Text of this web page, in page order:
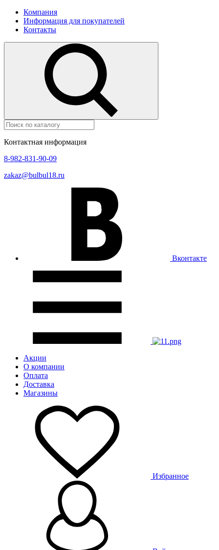
Компания
Информация для покупателей
Контакты
Контактная информация
8-982-831-90-09
zakaz@bulbul18.ru
Вконтакте
Акции
О компании
Оплата
Доставка
Магазины
Избранное